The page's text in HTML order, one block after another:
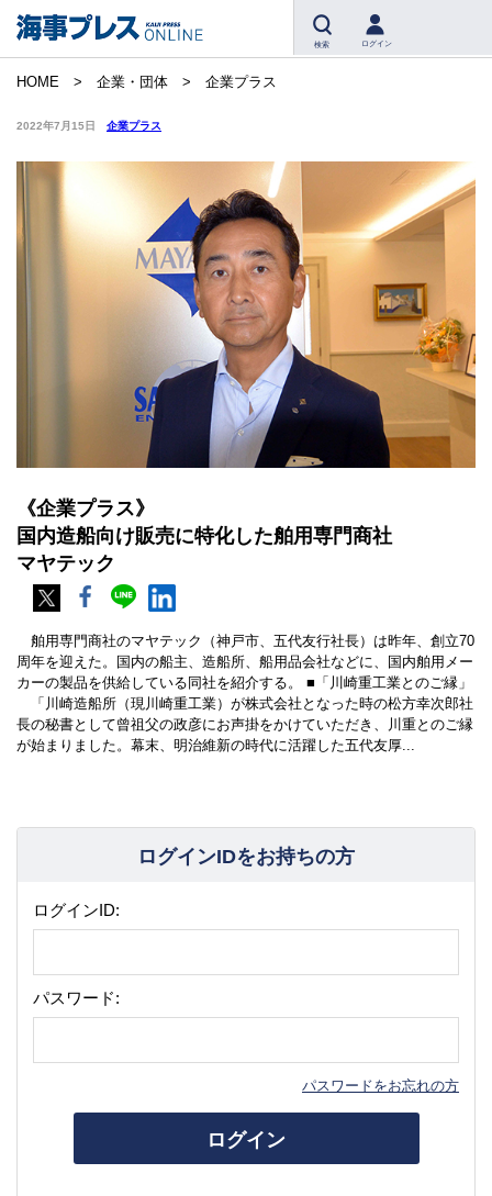
検索 ログイン
HOME 企業・団体 企業プラス
2022年7月15日 企業プラス
《企業プラス》
国内造船向け販売に特化した舶用専門商社
マヤテック
舶用専門商社のマヤテック（神戸市、五代友行社長）は昨年、創立70
周年を迎えた。国内の船主、造船所、船用品会社などに、国内舶用メー
カーの製品を供給している同社を紹介する。 ■「川崎重工業とのご縁」
「川崎造船所（現川崎重工業）が株式会社となった時の松方幸次郎社
長の秘書として曾祖父の政彦にお声掛をかけていただき、川重とのご縁
が始まりました。幕末、明治維新の時代に活躍した五代友厚...
ログインIDをお持ちの方
ログインID:
パスワード:
パスワードをお忘れの方
ログイン